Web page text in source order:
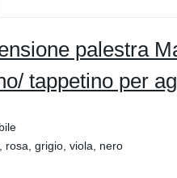
palestra
tappetino per
rosa, grigio, viola, nero